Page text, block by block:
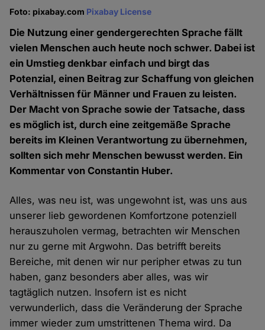
Foto: pixabay.com Pixabay License
Die Nutzung einer gendergerechten Sprache fällt
vielen Menschen auch heute noch schwer. Dabei ist
ein Umstieg denkbar einfach und birgt das
Potenzial, einen Beitrag zur Schaffung von gleichen
Verhältnissen für Männer und Frauen zu leisten.
Der Macht von Sprache sowie der Tatsache, dass
es möglich ist, durch eine zeitgemäße Sprache
bereits im Kleinen Verantwortung zu übernehmen,
sollten sich mehr Menschen bewusst werden. Ein
Kommentar von Constantin Huber.
Alles, was neu ist, was ungewohnt ist, was uns aus
unserer lieb gewordenen Komfortzone potenziell
herauszuholen vermag, betrachten wir Menschen
nur zu gerne mit Argwohn. Das betrifft bereits
Bereiche, mit denen wir nur peripher etwas zu tun
haben, ganz besonders aber alles, was wir
tagtäglich nutzen. Insofern ist es nicht
verwunderlich, dass die Veränderung der Sprache
immer wieder zum umstrittenen Thema wird. Da